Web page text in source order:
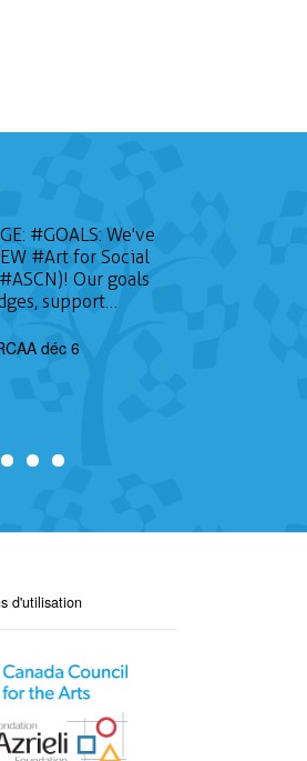
: #GOALS: We've
#Artfor Social
Our goals
support…
déc 6
d'utilisation